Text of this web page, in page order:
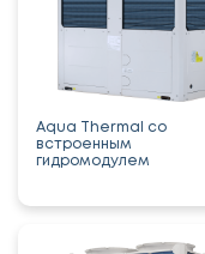
Aqua Thermal со
встроенным
гидромодулем